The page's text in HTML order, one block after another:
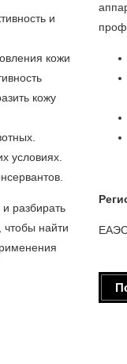
и
кожи
кожу
условиях.
разбирать
чтобы найти